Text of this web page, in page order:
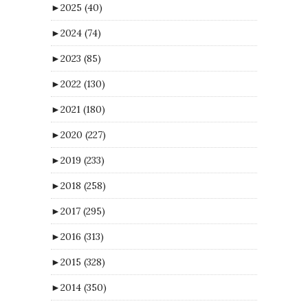
►2025 (40)
►2024 (74)
►2023 (85)
►2022 (130)
►2021 (180)
►2020 (227)
►2019 (233)
►2018 (258)
►2017 (295)
►2016 (313)
►2015 (328)
►2014 (350)